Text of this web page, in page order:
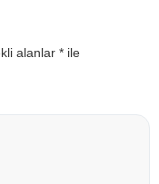
alanlar * ile